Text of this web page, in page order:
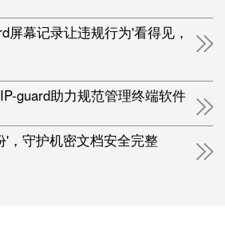
屏幕记录让违规行为'看得见，
guard助力规范管理终端软件
'，守护机密文档安全完整